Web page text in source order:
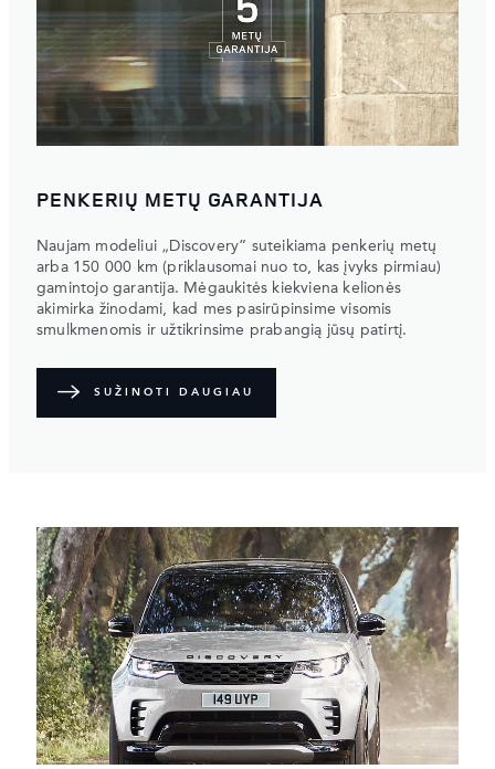
PENKERIŲ METŲ GARANTIJA
Naujam modeliui „Discovery” suteikiama penkerių metų
arba 150 000 km (priklausomai nuo to, kas įvyks pirmiau)
gamintojo garantija. Mėgaukitės kiekviena kelionės
akimirka žinodami, kad mes pasirūpinsime visomis
smulkmenomis ir užtikrinsime prabangią jūsų patirtį.
SUŽINOTI DAUGIAU